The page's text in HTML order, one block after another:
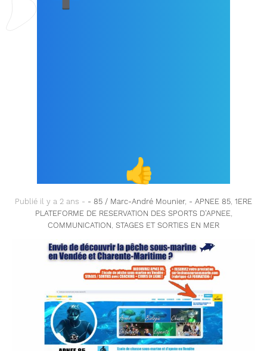
👍
Publié il y a 2 ans - - 85 / Marc-André Mounier, - APNEE 85, 1ERE
PLATEFORME DE RESERVATION DES SPORTS D'APNEE,
COMMUNICATION, STAGES ET SORTIES EN MER